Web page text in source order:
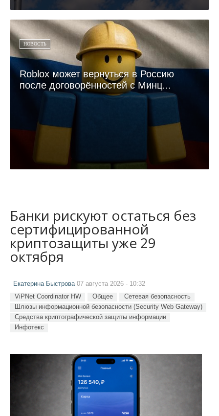
НОВОСТЬ
Roblox может вернуться в Россию
после договорённостей с Минц...
Банки рискуют остаться без
сертифицированной
криптозащиты уже 29
октября
Екатерина Быстрова 07 августа 2026 - 10:32
ViPNet Coordinator HW Общее
Сетевая безопасность
Шлюзы информационной безопасности (Security Web Gateway)
Средства криптографической защиты информации
Инфотекс